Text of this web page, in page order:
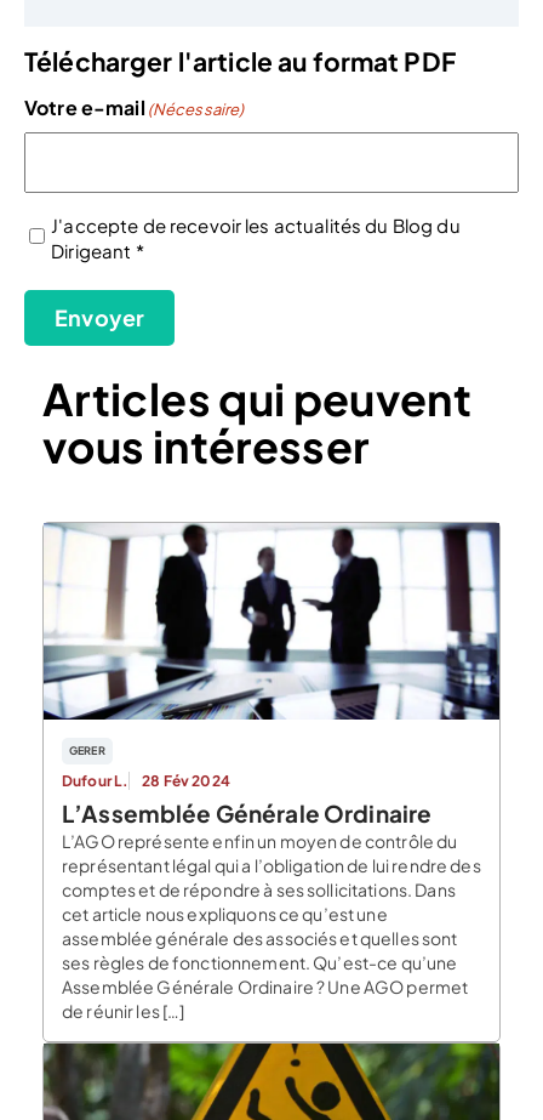
Télécharger l'article au format PDF
Votre e-mail (Nécessaire)
(Nécessaire)
J'accepte de recevoir les actualités du Blog du
Dirigeant *
Envoyer
Articles qui peuvent
vous intéresser
GERER
Dufour L. 28 Fév 2024
L’Assemblée Générale Ordinaire
L’AGO représente enfin un moyen de contrôle du
représentant légal qui a l’obligation de lui rendre des
comptes et de répondre à ses sollicitations. Dans
cet article nous expliquons ce qu’est une
assemblée générale des associés et quelles sont
ses règles de fonctionnement. Qu’est-ce qu’une
Assemblée Générale Ordinaire ? Une AGO permet
de réunir les […]